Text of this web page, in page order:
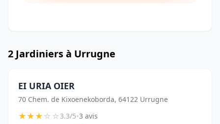
2 Jardiniers à Urrugne
EI URIA OIER
70 Chem. de Kixoenekoborda, 64122 Urrugne
★★★☆☆3.3/5•3 avis